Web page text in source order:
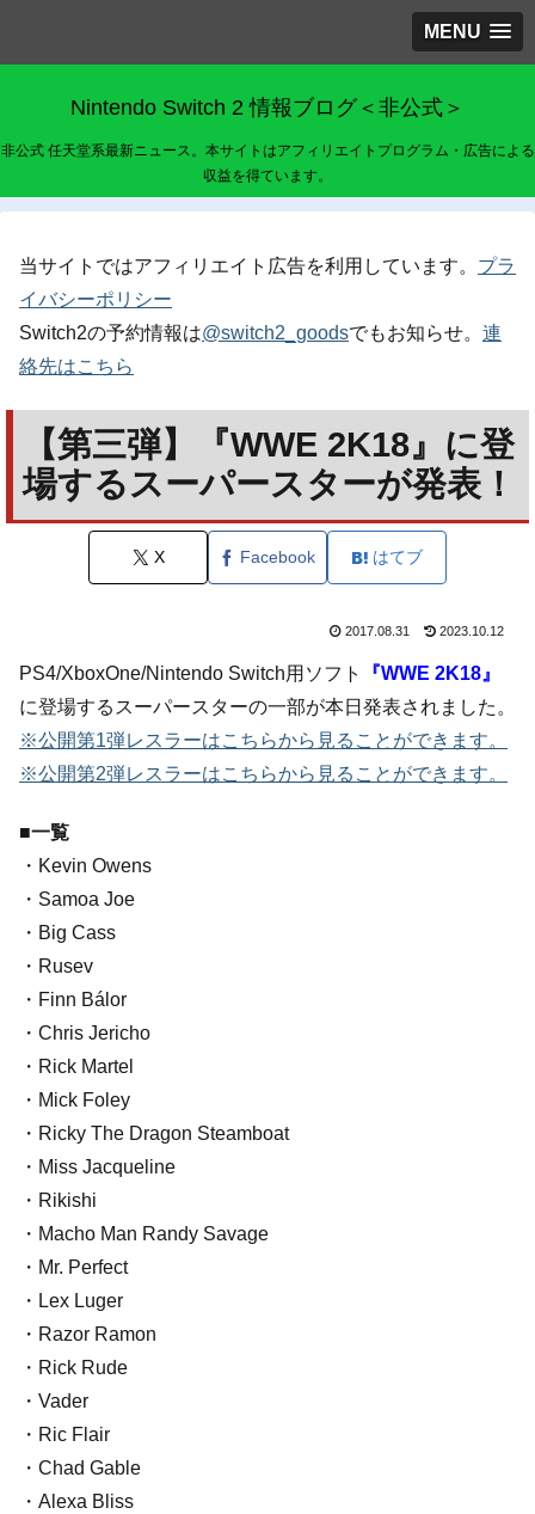
MENU
Nintendo Switch 2 情報ブログ＜非公式＞
非公式 任天堂系最新ニュース。本サイトはアフィリエイトプログラム・広告による
収益を得ています。
当サイトではアフィリエイト広告を利用しています。 プラ
イバシーポリシー
Switch2の予約情報は@switch2_goodsでもお知らせ。 連
絡先はこちら
【第三弾】『WWE 2K18』に登
場するスーパースターが発表！
X Facebook はてブ
2017.08.31 2023.10.12
PS4/XboxOne/Nintendo Switch用ソフト
『WWE 2K18』
に登場するスーパースターの一部が本日発表されました。
※公開第1弾レスラーはこちらから見ることができます。
※公開第2弾レスラーはこちらから見ることができます。
■一覧
・Kevin Owens
・Samoa Joe
・Big Cass
・Rusev
・Finn Bálor
・Chris Jericho
・Rick Martel
・Mick Foley
・Ricky The Dragon Steamboat
・Miss Jacqueline
・Rikishi
・Macho Man Randy Savage
・Mr. Perfect
・Lex Luger
・Razor Ramon
・Rick Rude
・Vader
・Ric Flair
・Chad Gable
・Alexa Bliss